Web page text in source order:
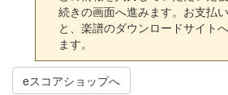
続きの画面へ進みます。お支払
と、楽譜のダウンロードサイト
ます。
eスコアショップへ